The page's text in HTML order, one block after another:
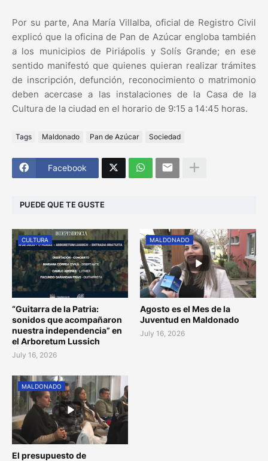
Por su parte, Ana María Villalba, oficial de Registro Civil
explicó que la oficina de Pan de Azúcar engloba también
a los municipios de Piriápolis y Solís Grande; en ese
sentido manifestó que quienes quieran realizar trámites
de inscripción, defunción, reconocimiento o matrimonio
deben acercase a las instalaciones de la Casa de la
Cultura de la ciudad en el horario de 9:15 a 14:45 horas.
Tags Maldonado Pan de Azúcar Sociedad
Facebook
PUEDE QUE TE GUSTE
CULTURA
“Guitarra de la Patria:
sonidos que acompañaron
nuestra independencia” en
el Arboretum Lussich
July 16, 2026
MALDONADO
Agosto es el Mes de la
Juventud en Maldonado
July 16, 2026
MALDONADO
El presupuesto de